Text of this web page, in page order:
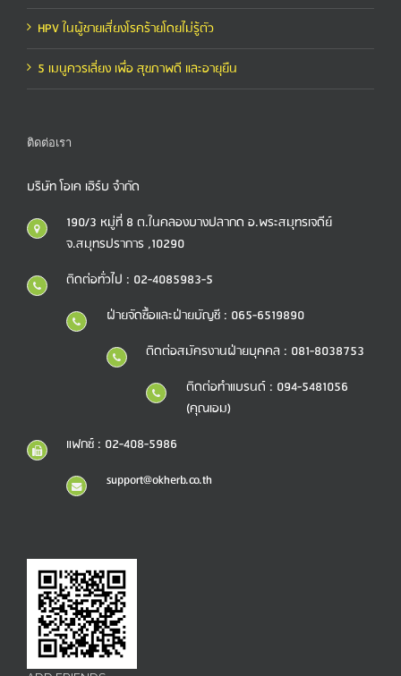
HPV ในผู้ชายเสี่ยงโรคร้ายโดยไม่รู้ตัว
5 เมนูควรเลี่ยง เพื่อ สุขภาพดี และอายุยืน
ติดต่อเรา
บริษัท โอเค เฮิร์บ จำกัด
190/3 หมู่ที่ 8 ต.ในคลองบางปลากด อ.พระสมุทรเจดีย์
จ.สมุทรปราการ ,10290
ติดต่อทั่วไป : 02-4085983-5
ฝ่ายจัดซื้อและฝ่ายบัญชี : 065-6519890
ติดต่อสมัครงานฝ่ายบุคคล : 081-8038753
ติดต่อทำแบรนด์ : 094-5481056
(คุณเอม)
แฟกซ์ : 02-408-5986
support@okherb.co.th